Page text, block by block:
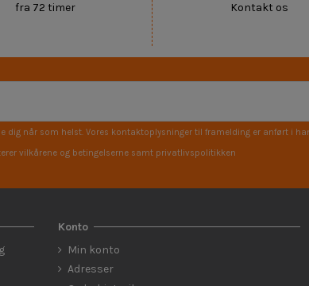
fra 72 timer
Kontakt os
dig når som helst. Vores kontaktoplysninger til framelding er anført i
vilkårene og betingelserne samt privatlivspolitikken
Konto
Min konto
Adresser